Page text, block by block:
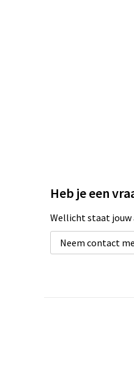
Heb je een
Wellicht staat jouw
Neem contact